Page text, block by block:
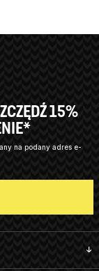
15%
na podany adres e-